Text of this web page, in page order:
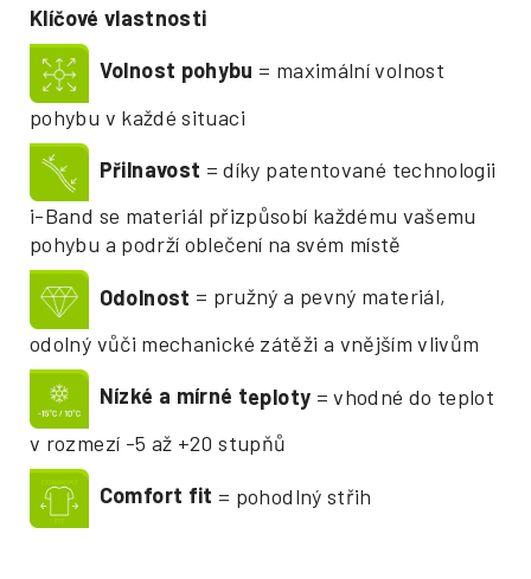
Klíčové vlastnosti
Volnost pohybu = maximální volnost
pohybu v každé situaci
Přilnavost = díky patentované technologii
i-Band se materiál přizpůsobí každému vašemu
pohybu a podrží oblečení na svém místě
Odolnost = pružný a pevný materiál,
odolný vůči mechanické zátěži a vnějším vlivům
Nízké a mírné teploty = vhodné do teplot
v rozmezí -5 až +20 stupňů
Comfort fit = pohodlný střih